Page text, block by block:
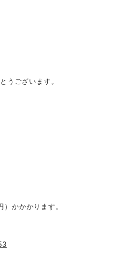
うございます。
かかかります。